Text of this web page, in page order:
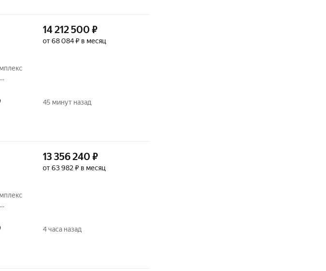
14 212 500 ₽
от 68 084 ₽ в месяц
45 минут назад
13 356 240 ₽
от 63 982 ₽ в месяц
4 часа назад